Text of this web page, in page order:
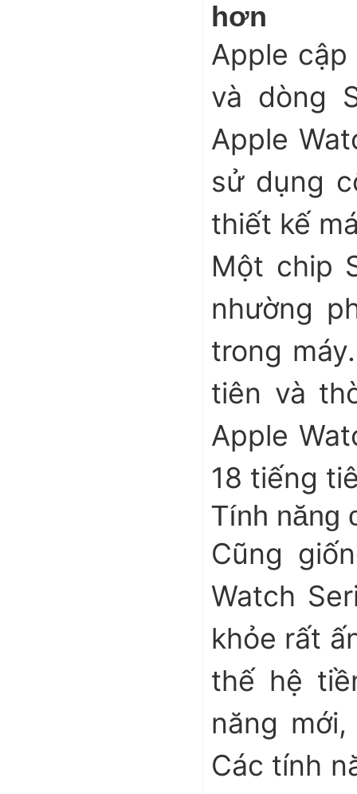
hơn
Apple
và dòng
Apple
sử dụng
thiết kế
Một chip
nhường
trong
tiên và
Apple
18 tiếng
Tính năng
Cũng
Watch
khỏe rất
thế hệ
năng
Các tính